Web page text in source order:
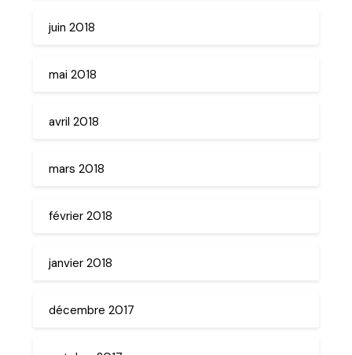
juin 2018
mai 2018
avril 2018
mars 2018
février 2018
janvier 2018
décembre 2017